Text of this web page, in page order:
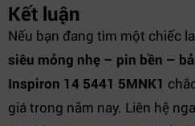
Kết luận
Nếu bạn đang tìm một chiếc
siêu mỏng nhẹ – pin bền –
Inspiron 14 5441 5MNK1
giá trong năm nay. Liên hệ